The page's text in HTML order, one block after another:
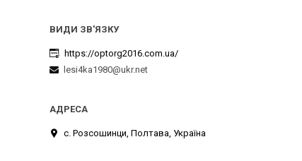
https://optorg2016.com.ua/
lesi4ka1980@ukr.net
с. Розсошинци, Полтава, Україна